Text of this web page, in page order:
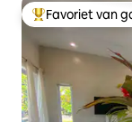
Topfavoriet van
Favoriet van